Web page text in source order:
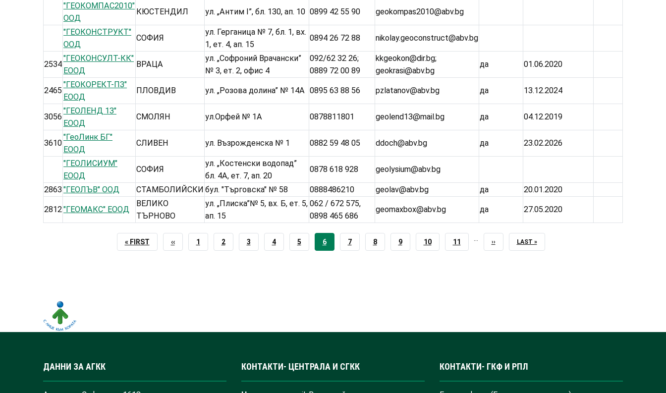
"ГЕОКОМПАС2010"
ООД
КЮСТЕНДИЛ ул. „Антим І”, бл. 130, ап. 10 0899 42 55 90 geokompas2010@abv.bg
"ГЕОКОНСТРУКТ"
ООД
СОФИЯ
ул. Герганица № 7, бл. 1, вх.
1, ет. 4, ап. 15
0894 26 72 88 nikolay.geoconstruct@abv.bg
2534
"ГЕОКОНСУЛТ-КК"
ЕООД
ВРАЦА
ул. „Софроний Врачански”
№ 3, ет. 2, офис 4
092/62 32 26;
0889 72 00 89
kkgeokon@dir.bg;
geokrasi@abv.bg
да 01.06.2020
2465
"ГЕОКОРЕКТ-ПЗ"
ЕООД
ПЛОВДИВ ул. „Розова долина” № 14А 0895 63 88 56 pzlatanov@abv.bg да 13.12.2024
3056
"ГЕОЛЕНД 13"
ЕООД
СМОЛЯН ул.Орфей № 1А 0878811801 geolend13@mail.bg да 04.12.2019
3610
"ГеоЛинк БГ"
ЕООД
СЛИВЕН ул. Възрожденска № 1 0882 59 48 05 ddoch@abv.bg да 23.02.2026
"ГЕОЛИСИУМ"
ЕООД
СОФИЯ
ул. „Костенски водопад”
бл. 4А, ет. 7, ап. 20
0878 618 928 geolysium@abv.bg
2863"ГЕОЛЪВ" ООД СТАМБОЛИЙСКИ бул. "Търговска" № 58 0888486210 geolav@abv.bg да 20.01.2020
2812"ГЕОМАКС" ЕООД
ВЕЛИКО
ТЪРНОВО
ул. „Плиска”№ 5, вх. Б, ет. 5,
ап. 15
062 / 672 575,
0898 465 686
geomaxbox@abv.bg да 27.05.2020
FIRST
« FIRST PREVIOUS
‹‹ PAGE
1 PAGE
2 PAGE
3 PAGE
4 PAGE
5 CURRENT
6 PAGE
7 PAGE
8 PAGE
9 PAGE
10 PAGE
11 NEXT
›› LAST
LAST »
ДАННИ ЗА АГКК КОНТАКТИ- ЦЕНТРАЛА И СГКК КОНТАКТИ- ГКФ И РПЛ